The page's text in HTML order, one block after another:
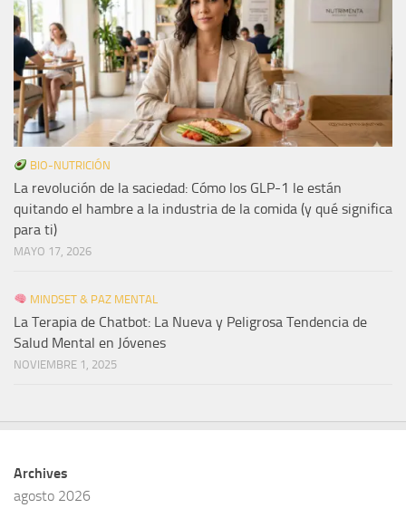
BIO-NUTRICIÓN
La revolución de la saciedad: Cómo los GLP-1 le están
quitando el hambre a la industria de la comida (y qué significa
para ti)
MAYO 17, 2026
MINDSET & PAZ MENTAL
La Terapia de Chatbot: La Nueva y Peligrosa Tendencia de
Salud Mental en Jóvenes
NOVIEMBRE 1, 2025
Archives
agosto 2026